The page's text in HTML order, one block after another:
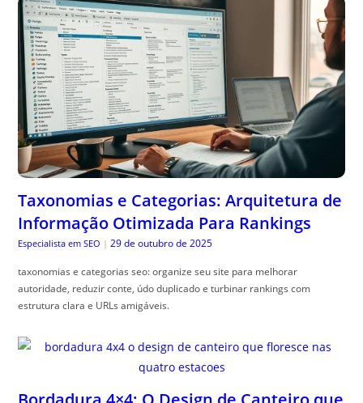
Taxonomias e Categorias: Arquitetura de
Informação Otimizada Para Rankings
Especialista em SEO | 29 de outubro de 2025
taxonomias e categorias seo: organize seu site para melhorar
autoridade, reduzir conte, údo duplicado e turbinar rankings com
estrutura clara e URLs amigáveis.